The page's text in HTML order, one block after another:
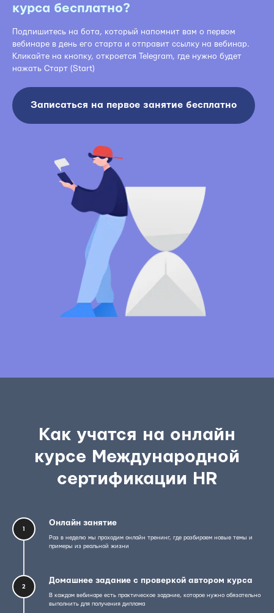
курса бесплатно?
Подпишитесь на бота, который напомнит вам о первом
вебинаре в день его старта и отправит ссылку на вебинар.
Кликайте на кнопку, откроется Telegram, где нужно будет
нажать Старт (Start)
Записаться на первое занятие бесплатно
Как учатся на онлайн
курсе Международной
сертификации HR
1
Онлайн занятие
Раз в неделю мы проходим онлайн тренинг, где разбираем новые темы и
примеры из реальной жизни
2
Домашнее задание с проверкой автором курса
В каждом вебинаре есть практическое задание, которое нужно обязательно
выполнить для получения диплома